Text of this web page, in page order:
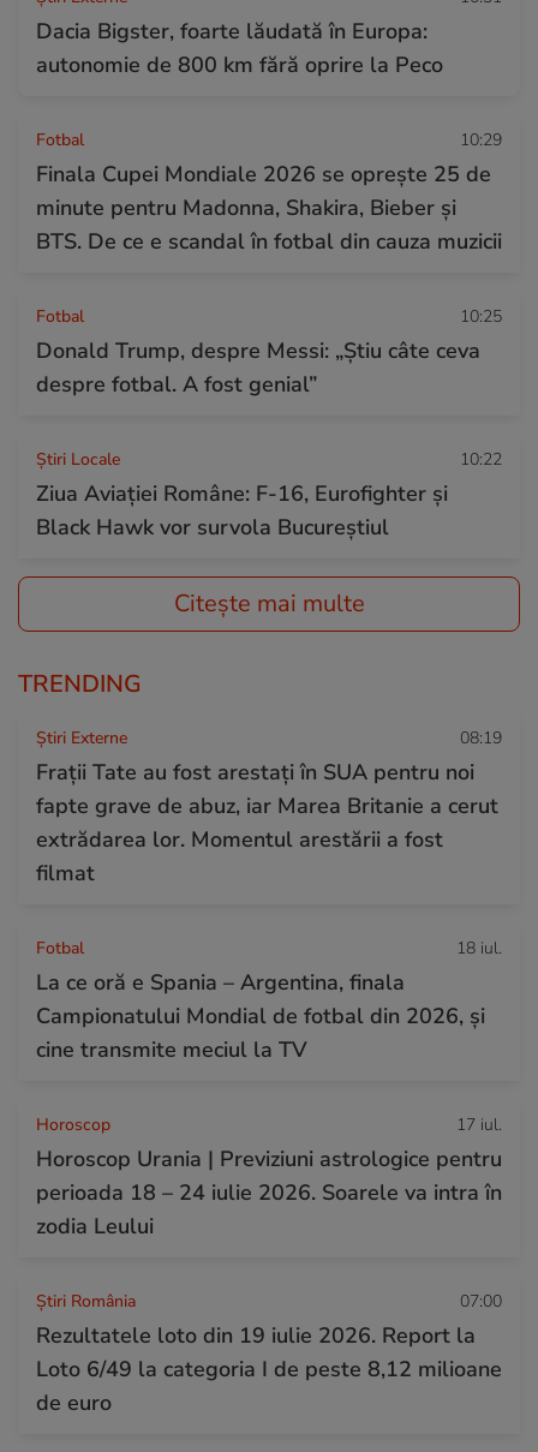
Dacia Bigster, foarte lăudată în Europa:
autonomie de 800 km fără oprire la Peco
Fotbal 10:29
Finala Cupei Mondiale 2026 se oprește 25 de
minute pentru Madonna, Shakira, Bieber și
BTS. De ce e scandal în fotbal din cauza muzicii
Fotbal 10:25
Donald Trump, despre Messi: „Știu câte ceva
despre fotbal. A fost genial”
Știri Locale 10:22
Ziua Aviației Române: F-16, Eurofighter și
Black Hawk vor survola Bucureștiul
Citește mai multe
TRENDING
Știri Externe 08:19
Frații Tate au fost arestați în SUA pentru noi
fapte grave de abuz, iar Marea Britanie a cerut
extrădarea lor. Momentul arestării a fost
filmat
Fotbal 18 iul.
La ce oră e Spania – Argentina, finala
Campionatului Mondial de fotbal din 2026, și
cine transmite meciul la TV
Horoscop 17 iul.
Horoscop Urania | Previziuni astrologice pentru
perioada 18 – 24 iulie 2026. Soarele va intra în
zodia Leului
Știri România 07:00
Rezultatele loto din 19 iulie 2026. Report la
Loto 6/49 la categoria I de peste 8,12 milioane
de euro